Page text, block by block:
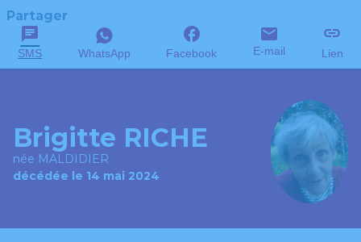
Partager
SMS WhatsApp Facebook E-mail Lien
Brigitte RICHE
née MALDIDIER
décédée le 14 mai 2024